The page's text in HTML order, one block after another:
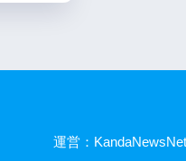
運営：